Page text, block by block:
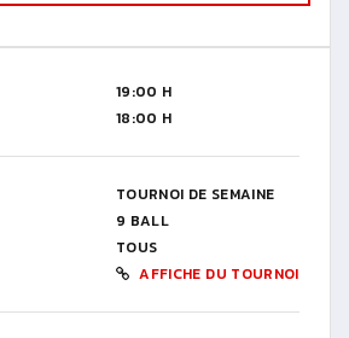
19:00 H
18:00 H
TOURNOI DE SEMAINE
9 BALL
TOUS
AFFICHE DU TOURNOI